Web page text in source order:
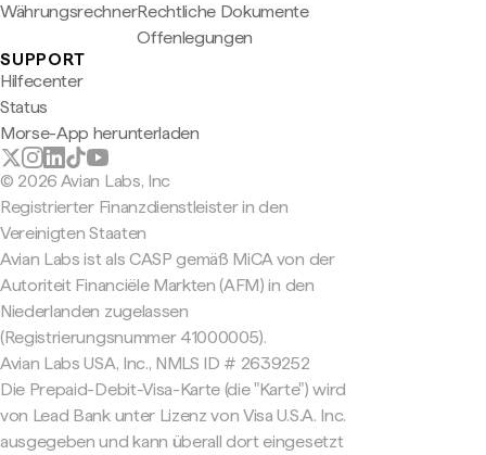
WährungsrechnerRechtliche Dokumente
Offenlegungen
SUPPORT
Hilfecenter
Status
Morse-App herunterladen
© 2026 Avian Labs, Inc
Registrierter Finanzdienstleister in den
Vereinigten Staaten
Avian Labs ist als CASP gemäß MiCA von der
Autoriteit Financiële Markten (AFM) in den
Niederlanden zugelassen
(Registrierungsnummer 41000005).
Avian Labs USA, Inc., NMLS ID # 2639252
Die Prepaid-Debit-Visa-Karte (die "Karte") wird
von Lead Bank unter Lizenz von Visa U.S.A. Inc.
ausgegeben und kann überall dort eingesetzt